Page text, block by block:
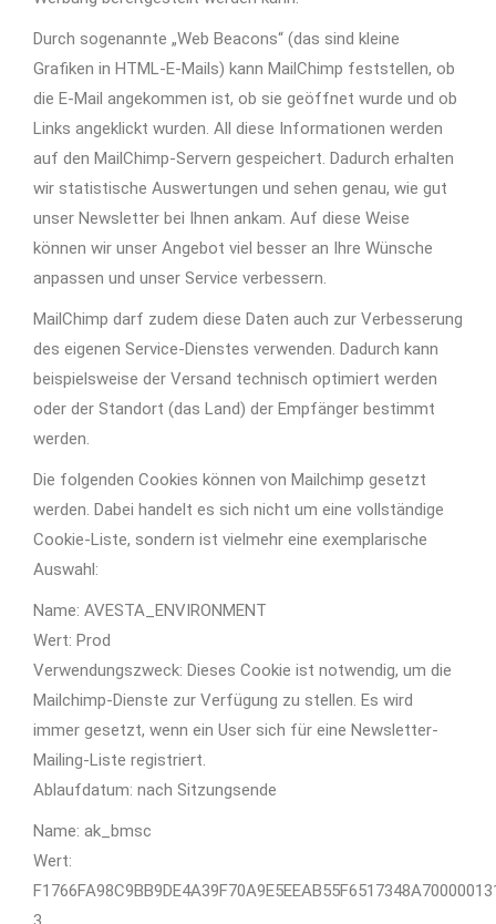
Durch sogenannte „Web Beacons“ (das sind kleine
Grafiken in HTML-E-Mails) kann MailChimp feststellen, ob
die E-Mail angekommen ist, ob sie geöffnet wurde und ob
Links angeklickt wurden. All diese Informationen werden
auf den MailChimp-Servern gespeichert. Dadurch erhalten
wir statistische Auswertungen und sehen genau, wie gut
unser Newsletter bei Ihnen ankam. Auf diese Weise
können wir unser Angebot viel besser an Ihre Wünsche
anpassen und unser Service verbessern.
MailChimp darf zudem diese Daten auch zur Verbesserung
des eigenen Service-Dienstes verwenden. Dadurch kann
beispielsweise der Versand technisch optimiert werden
oder der Standort (das Land) der Empfänger bestimmt
werden.
Die folgenden Cookies können von Mailchimp gesetzt
werden. Dabei handelt es sich nicht um eine vollständige
Cookie-Liste, sondern ist vielmehr eine exemplarische
Auswahl:
Name: AVESTA_ENVIRONMENT
Wert: Prod
Verwendungszweck: Dieses Cookie ist notwendig, um die
Mailchimp-Dienste zur Verfügung zu stellen. Es wird
immer gesetzt, wenn ein User sich für eine Newsletter-
Mailing-Liste registriert.
Ablaufdatum: nach Sitzungsende
Name: ak_bmsc
Wert: